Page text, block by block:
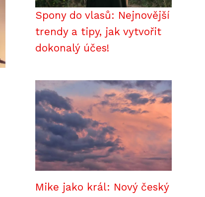
Spony do vlasů: Nejnovější
trendy a tipy, jak vytvořit
dokonalý účes!
Mike jako král: Nový český